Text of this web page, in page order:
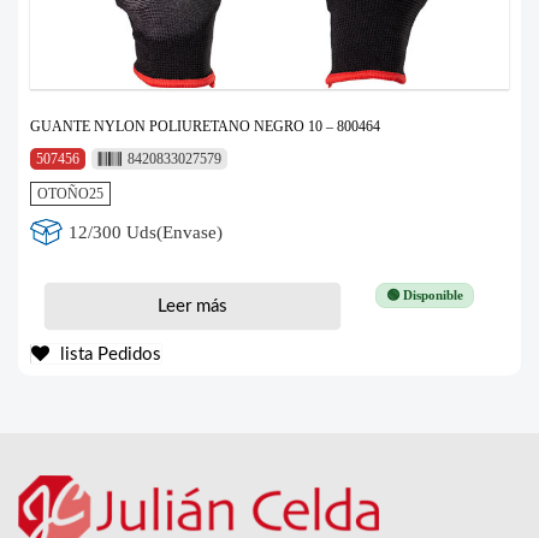
GUANTE NYLON POLIURETANO NEGRO 10 – 800464
507456
8420833027579
OTOÑO25
12/300 Uds(Envase)
🟢 Disponible
Leer más
lista Pedidos